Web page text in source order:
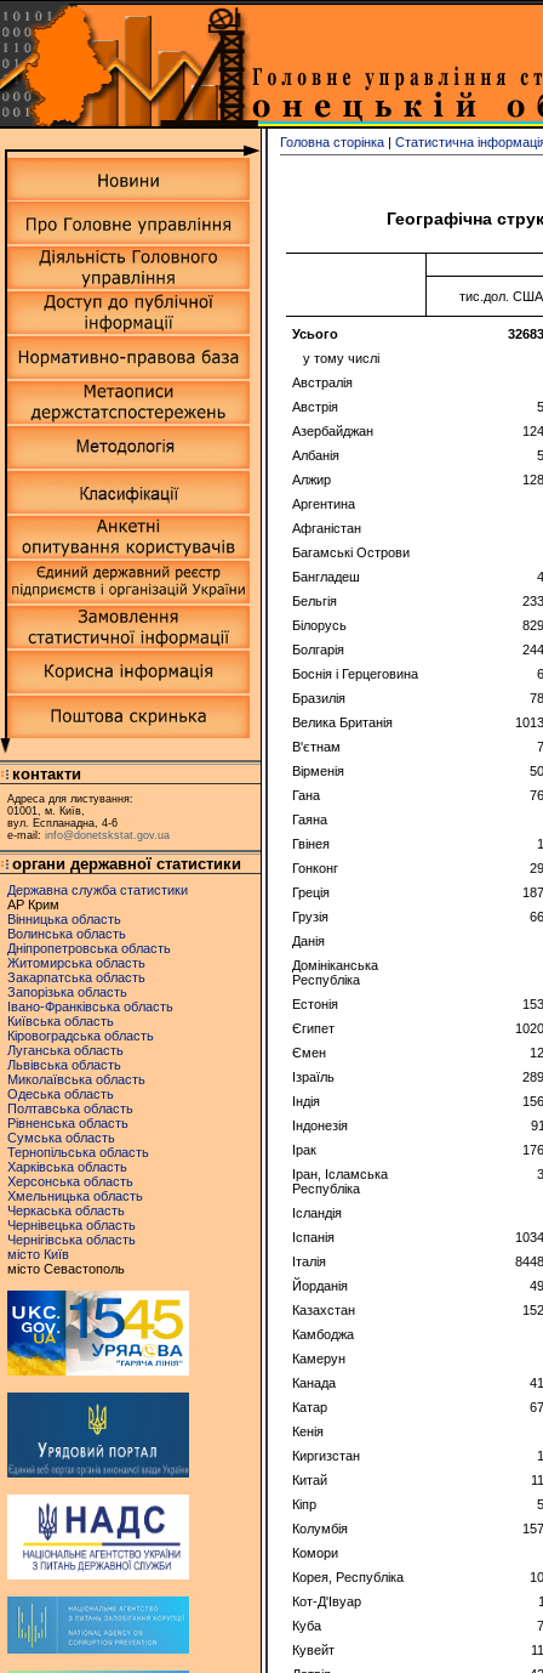
контакти
Адреса для листування:
01001, м. Київ,
вул. Еспланадна, 4-6
e-mail: info@donetskstat.gov.ua
органи державної статистики
Державна служба статистики
АР Крим
Вінницька область
Волинська область
Дніпропетровська область
Житомирська область
Закарпатська область
Запорізька область
Івано-Франківська область
Київська область
Кіровоградська область
Луганська область
Львівська область
Миколаївська область
Одеська область
Полтавська область
Рівненська область
Сумська область
Тернопільська область
Харківська область
Херсонська область
Хмельницька область
Черкаська область
Чернівецька область
Чернігівська область
місто Київ
місто Севастополь
Головна сторінка | Статистична
Географічна
тис.дол. США
Усього
у тому числі
Австралія
Австрія
Азербайджан
Албанія
Алжир
Аргентина
Афганістан
Багамські Острови
Бангладеш
Бельгія
Білорусь
Болгарія
Боснія і Герцеговина
Бразилія
Велика Британія
В'єтнам
Вірменія
Гана
Гаяна
Гвінея
Гонконг
Греція
Грузія
Данія
Домініканська
Республіка
Естонія
Єгипет
Ємен
Ізраїль
Індія
Індонезія
Ірак
Іран, Ісламська
Республіка
Ісландія
Іспанія
Італія
Йорданія
Казахстан
Камбоджа
Камерун
Канада
Катар
Кенія
Киргизстан
Китай
Кіпр
Колумбія
Комори
Корея, Республіка
Кот-Д'Івуар
Куба
Кувейт